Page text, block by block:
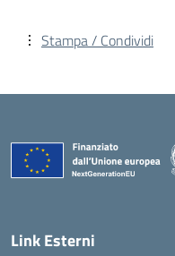
Stampa / Condividi
Link Esterni